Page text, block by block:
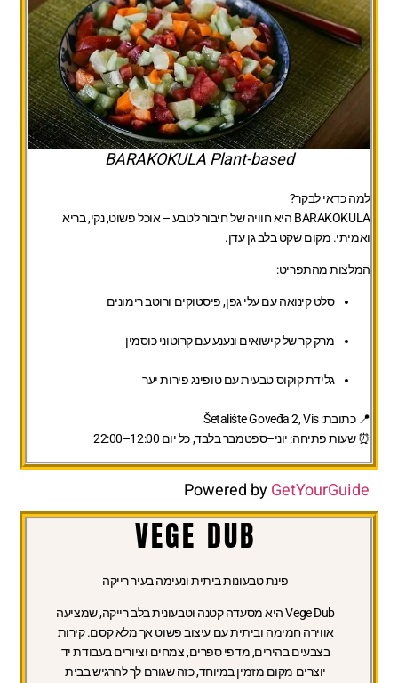
BARAKOKULA Plant-based
למה כדאי לבקר?
BARAKOKULA היא חוויה של חיבור לטבע – אוכל פשוט, נקי, בריא
ואמיתי. מקום שקט בלב גן עדן.
המלצות מהתפריט:
סלט קינואה עם עלי גפן, פיסטוקים ורוטב רימונים
מרק קר של קישואים ונענע עם קרוטוני כוסמין
גלידת קוקוס טבעית עם טופינג פירות יער
📍 כתובת: Šetalište Goveđa 2, Vis
⏰ שעות פתיחה: יוני–ספטמבר בלבד, כל יום 12:00–22:00
Powered byGetYourGuide
VEGE DUB
פינת טבעונות ביתית ונעימה בעיר רייקה
Vege Dub היא מסעדה קטנה וטבעונית בלב רייקה, שמציעה
אווירה חמימה וביתית עם עיצוב פשוט אך מלא קסם. קירות
בצבעים בהירים, מדפי ספרים, צמחים וציורים בעבודת יד
יוצרים מקום מזמין במיוחד, כזה שגורם לך להרגיש בבית